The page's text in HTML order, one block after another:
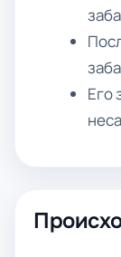
Его